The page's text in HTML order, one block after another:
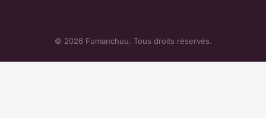
© 2026 Fumanchuu. Tous droits réservés.